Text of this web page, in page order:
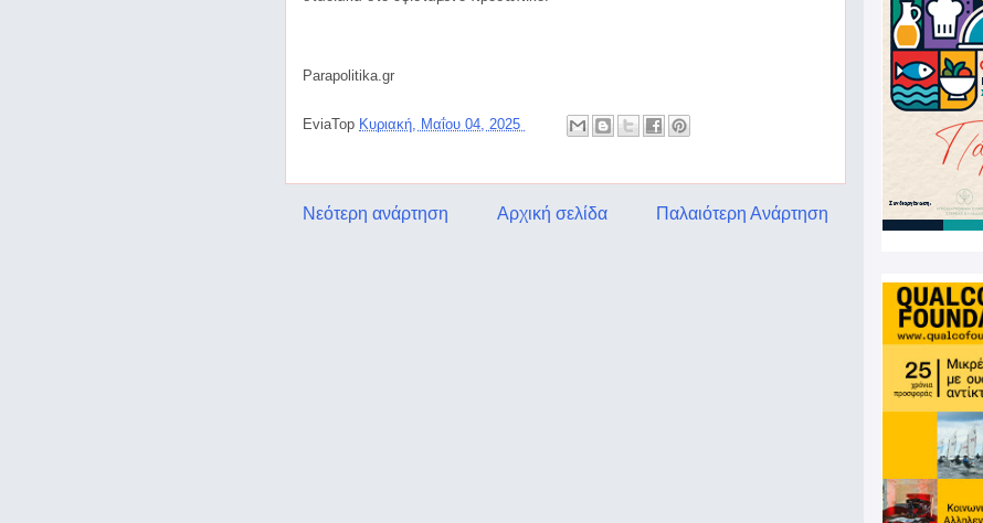
Parapolitika.gr
EviaTop Κυριακή, Μαΐου 04, 2025
Νεότερη ανάρτηση Παλαιότερη Ανάρτηση
Αρχική σελίδα